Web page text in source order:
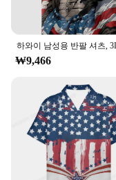
**Versatile and
Whether you're
event, or a
keep you looking
regular fit
perfect for a
fabric means
hassle of
a practical
lightweight nature
warmer months,
pattern make it
₩9,466